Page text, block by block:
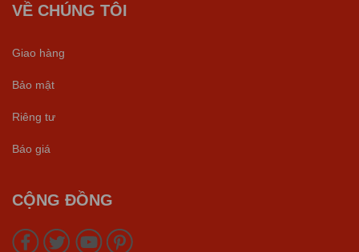
VỀ CHÚNG TÔI
Giao hàng
Bảo mật
Riêng tư
Báo giá
CỘNG ĐỒNG